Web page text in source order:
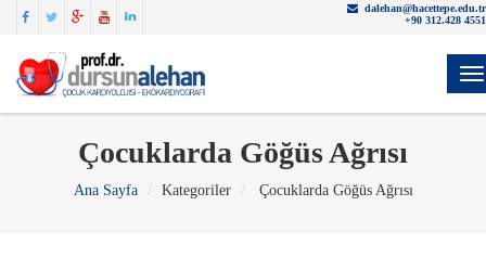
dalehan@hacettepe.edu.tr
+90 312.428 4551
Çocuklarda Göğüs Ağrısı
Ana Sayfa Kategoriler Çocuklarda Göğüs Ağrısı